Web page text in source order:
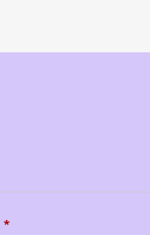
*必